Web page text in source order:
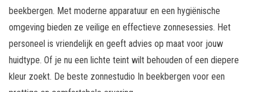
beekbergen. Met moderne apparatuur en een hygiënische
omgeving bieden ze veilige en effectieve zonnesessies. Het
personeel is vriendelijk en geeft advies op maat voor jouw
huidtype. Of je nu een lichte teint wilt behouden of een diepere
kleur zoekt. De beste zonnestudio In beekbergen voor een